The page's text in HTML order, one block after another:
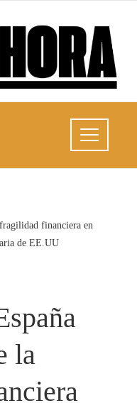
financiera en
de EE.UU
la